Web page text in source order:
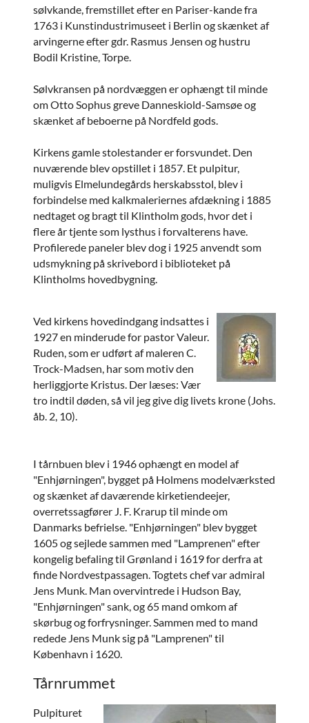
sølvkande, fremstillet efter en Pariser-kande fra
1763 i Kunstindustrimuseet i Berlin og skænket af
arvingerne efter gdr. Rasmus Jensen og hustru
Bodil Kristine, Torpe.
Sølvkransen på nordvæggen er ophængt til minde
om Otto Sophus greve Danneskiold-Samsøe og
skænket af beboerne på Nordfeld gods.
Kirkens gamle stolestander er forsvundet. Den
nuværende blev opstillet i 1857. Et pulpitur,
muligvis Elmelundegårds herskabsstol, blev i
forbindelse med kalkmaleriernes afdækning i 1885
nedtaget og bragt til Klintholm gods, hvor det i
flere år tjente som lysthus i forvalterens have.
Profilerede paneler blev dog i 1925 anvendt som
udsmykning på skrivebord i biblioteket på
Klintholms hovedbygning.
Ved kirkens hovedindgang indsattes i
1927 en minderude for pastor Valeur.
Ruden, som er udført af maleren C.
Trock-Madsen, har som motiv den
herliggjorte Kristus. Der læses: Vær
tro indtil døden, så vil jeg give dig livets krone (Johs.
åb. 2, 10).
I tårnbuen blev i 1946 ophængt en model af
"Enhjørningen", bygget på Holmens modelværksted
og skænket af daværende kirketiendeejer,
overretssagfører J. F. Krarup til minde om
Danmarks befrielse. "Enhjørningen" blev bygget
1605 og sejlede sammen med "Lamprenen" efter
kongelig befaling til Grønland i 1619 for derfra at
finde Nordvestpassagen. Togtets chef var admiral
Jens Munk. Man overvintrede i Hudson Bay,
"Enhjørningen" sank, og 65 mand omkom af
skørbug og forfrysninger. Sammen med to mand
redede Jens Munk sig på "Lamprenen" til
København i 1620.
Tårnrummet
Pulpituret